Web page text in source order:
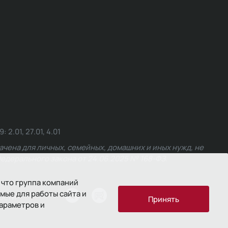
группа компаний
для работы сайта и
и
Принять
27.01, 4.01
для личных, семейных, домашних и иных нужд, не